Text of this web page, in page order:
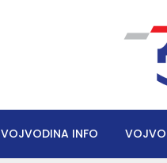
VOJVODINA INFO